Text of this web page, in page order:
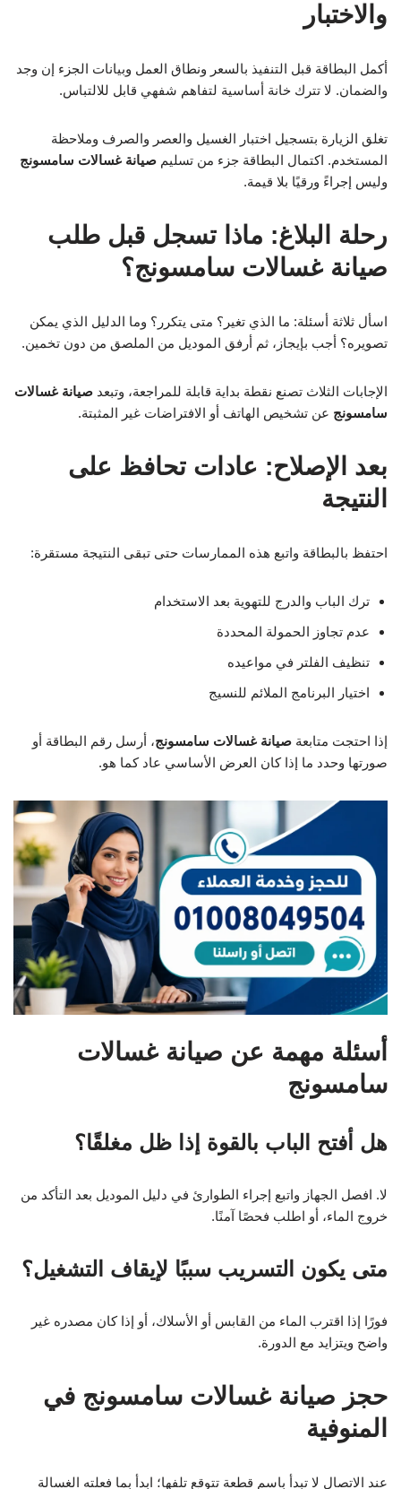
والاختبار
أكمل البطاقة قبل التنفيذ بالسعر ونطاق العمل وبيانات الجزء إن وجد
والضمان. لا تترك خانة أساسية لتفاهم شفهي قابل للالتباس.
تغلق الزيارة بتسجيل اختبار الغسيل والعصر والصرف وملاحظة
المستخدم. اكتمال البطاقة جزء من تسليم صيانة غسالات سامسونج
وليس إجراءً ورقيًا بلا قيمة.
رحلة البلاغ: ماذا تسجل قبل طلب
صيانة غسالات سامسونج؟
اسأل ثلاثة أسئلة: ما الذي تغير؟ متى يتكرر؟ وما الدليل الذي يمكن
تصويره؟ أجب بإيجاز، ثم أرفق الموديل من الملصق من دون تخمين.
الإجابات الثلاث تصنع نقطة بداية قابلة للمراجعة، وتبعد صيانة غسالات
سامسونج عن تشخيص الهاتف أو الافتراضات غير المثبتة.
بعد الإصلاح: عادات تحافظ على
النتيجة
احتفظ بالبطاقة واتبع هذه الممارسات حتى تبقى النتيجة مستقرة:
ترك الباب والدرج للتهوية بعد الاستخدام
عدم تجاوز الحمولة المحددة
تنظيف الفلتر في مواعيده
اختيار البرنامج الملائم للنسيج
إذا احتجت متابعة صيانة غسالات سامسونج، أرسل رقم البطاقة أو
صورتها وحدد ما إذا كان العرض الأساسي عاد كما هو.
أسئلة مهمة عن صيانة غسالات
سامسونج
هل أفتح الباب بالقوة إذا ظل مغلقًا؟
لا. افصل الجهاز واتبع إجراء الطوارئ في دليل الموديل بعد التأكد من
خروج الماء، أو اطلب فحصًا آمنًا.
متى يكون التسريب سببًا لإيقاف التشغيل؟
فورًا إذا اقترب الماء من القابس أو الأسلاك، أو إذا كان مصدره غير
واضح ويتزايد مع الدورة.
حجز صيانة غسالات سامسونج في
المنوفية
عند الاتصال لا تبدأ باسم قطعة تتوقع تلفها؛ ابدأ بما فعلته الغسالة